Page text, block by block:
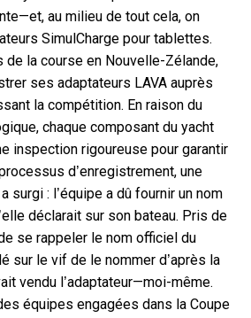
au milieu de tout cela, on
SimulCharge pour tablettes.
de la course en Nouvelle-Zélande,
ses adaptateurs LAVA auprès
la compétition. En raison du
chaque composant du yacht
inspection rigoureuse pour garantir
d’enregistrement, une
surgi : l’équipe a dû fournir un nom
déclarait sur son bateau. Pris de
se rappeler le nom officiel du
sur le vif de le nommer d’après la
vendu l’adaptateur—moi-même.
équipes engagées dans la Coupe